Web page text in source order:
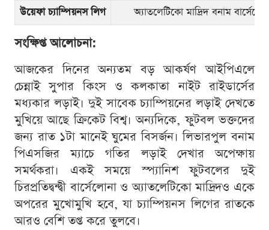
উয়েফা চ্যাম্পিয়নস লিগ
অ্যাতলেটিকো মাদ্রিদ বনাম
সংক্ষিপ্ত আলোচনা:
আজকের দিনের অন্যতম বড় আকর্ষণ আইপিএলে
চেন্নাই সুপার কিংস ও কলকাতা নাইট রাইডার্সের
মধ্যকার লড়াই। দুই সাবেক চ্যাম্পিয়নের লড়াই দেখতে
মুখিয়ে আছে ক্রিকেট বিশ্ব। অন্যদিকে, ফুটবল ভক্তদের
জন্য রাত ১টা মানেই ঘুমের বিসর্জন। লিভারপুল বনাম
পিএসজির ম্যাচে গতির লড়াই দেখার অপেক্ষায়
সমর্থকরা। একই সময়ে স্প্যানিশ ফুটবলের দুই
চিরপ্রতিদ্বন্দ্বী বার্সেলোনা ও অ্যাতলেটিকো মাদ্রিদও একে
অপরের মুখোমুখি হবে, যা চ্যাম্পিয়নস লিগের রাতকে
আরও বেশি তপ্ত করে তুলবে।